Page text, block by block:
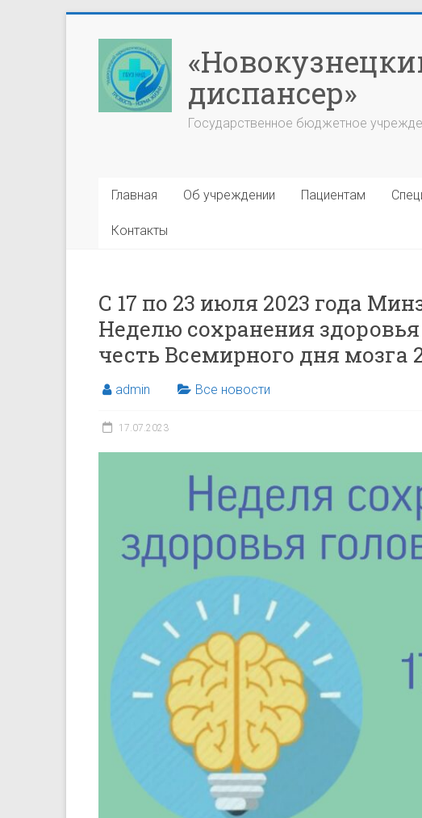
содержимому
диспансер»
Государственное бюджетное
Главная Об учреждении Пациентам
Контакты
С 17 по 23 июля 2023 года
Неделю сохранения
честь Всемирного дня мозга
admin Все новости
17.07.2023